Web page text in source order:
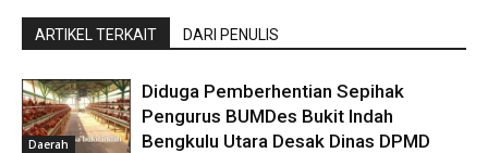
ARTIKEL TERKAIT DARI PENULIS
Daerah
Diduga Pemberhentian Sepihak
Pengurus BUMDes Bukit Indah
Bengkulu Utara Desak Dinas DPMD